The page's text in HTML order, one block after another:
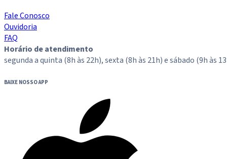
Fale Conosco
Ouvidoria
FAQ
Horário de atendimento
segunda a quinta (8h às 22h), sexta (8h às 21h) e sábado (9h às
BAIXE NOSSO APP